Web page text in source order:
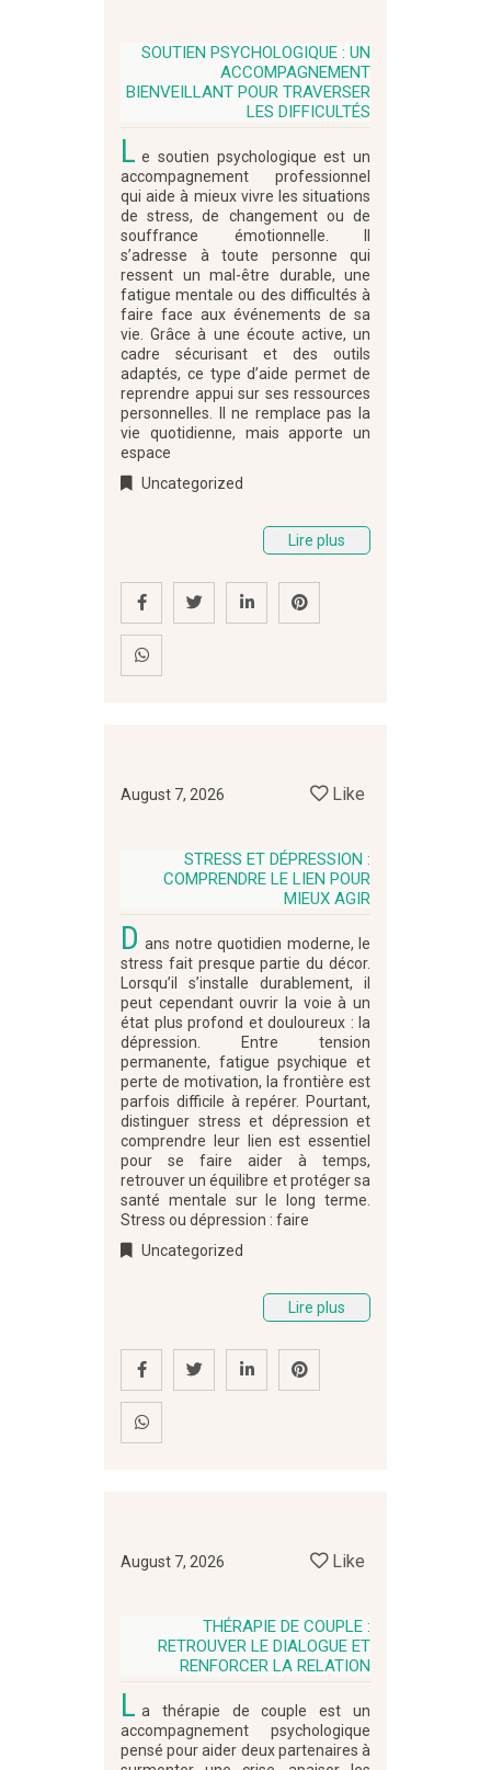
SOUTIEN PSYCHOLOGIQUE : UN
ACCOMPAGNEMENT
BIENVEILLANT POUR TRAVERSER
LES DIFFICULTÉS
L e soutien psychologique est un
accompagnement professionnel
qui aide à mieux vivre les situations
de stress, de changement ou de
souffrance émotionnelle. Il
s’adresse à toute personne qui
ressent un mal-être durable, une
fatigue mentale ou des difficultés à
faire face aux événements de sa
vie. Grâce à une écoute active, un
cadre sécurisant et des outils
adaptés, ce type d’aide permet de
reprendre appui sur ses ressources
personnelles. Il ne remplace pas la
vie quotidienne, mais apporte un
espace
Uncategorized
Lire plus
August 7, 2026 Like
STRESS ET DÉPRESSION :
COMPRENDRE LE LIEN POUR
MIEUX AGIR
D ans notre quotidien moderne, le
stress fait presque partie du décor.
Lorsqu’il s’installe durablement, il
peut cependant ouvrir la voie à un
état plus profond et douloureux : la
dépression. Entre tension
permanente, fatigue psychique et
perte de motivation, la frontière est
parfois difficile à repérer. Pourtant,
distinguer stress et dépression et
comprendre leur lien est essentiel
pour se faire aider à temps,
retrouver un équilibre et protéger sa
santé mentale sur le long terme.
Stress ou dépression : faire
Uncategorized
Lire plus
August 7, 2026 Like
THÉRAPIE DE COUPLE :
RETROUVER LE DIALOGUE ET
RENFORCER LA RELATION
L a thérapie de couple est un
accompagnement psychologique
pensé pour aider deux partenaires à